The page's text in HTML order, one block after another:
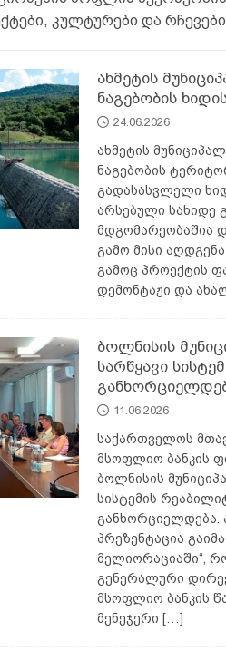
AGROPLUS
კულტურები და რჩევები
ახმეტის
ნაგებობის
24.06.2026
ახმეტის
ნაგებობის
გადასასვლელი
არსებული სახიდე
მდგომარეობაშია
გამო მისი
გამოც პროექტის
დემონტაჟი და
ბოლნისის
სარწყავი
11.06.2026
საქართველოს
მსოფლიო ბანკის
ბოლნისის
სისტემის
განხორციელდება.
პრეზენტაცია
მელიორაციაში“,
გენერალური
მსოფლიო ბანკის
მენეჯერი […]